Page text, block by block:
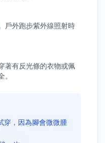
戶外跑步紫外線照射時
著有反光條的衣物或佩
。
穿，因為腳會微微腫